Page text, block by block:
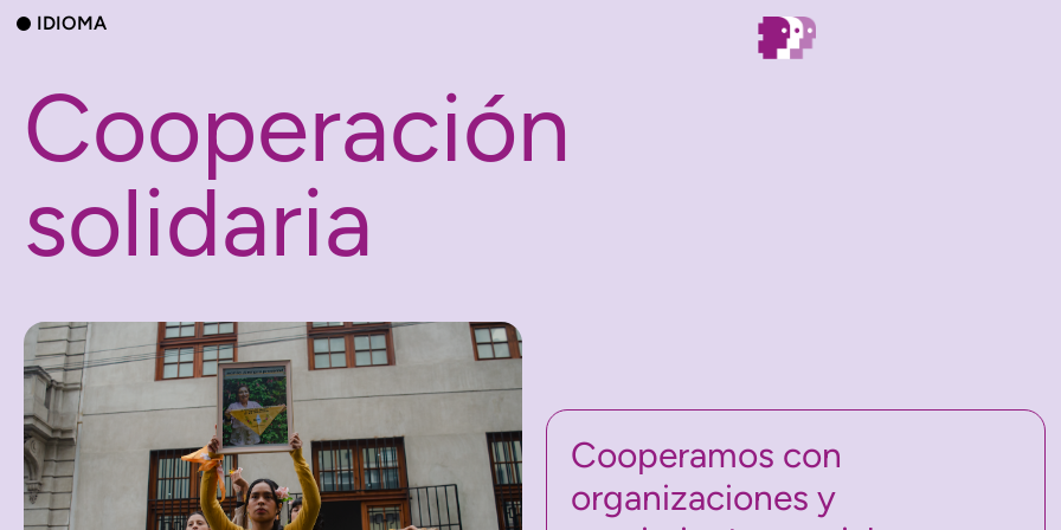
IDIOMA
Cooperación
solidaria
Cooperamos con
organizaciones y